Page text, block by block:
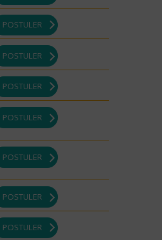
POSTULER
POSTULER
POSTULER
POSTULER
POSTULER
POSTULER
POSTULER